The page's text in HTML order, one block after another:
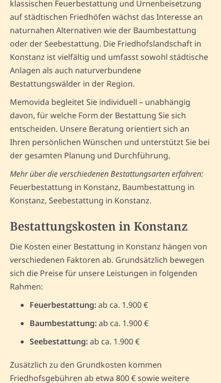
klassischen Feuerbestattung und Urnenbeisetzung
auf städtischen Friedhöfen wächst das Interesse an
naturnahen Alternativen wie der Baumbestattung
oder der Seebestattung. Die Friedhofslandschaft in
Konstanz ist vielfältig und umfasst sowohl städtische
Anlagen als auch naturverbundene
Bestattungswälder in der Region.
Memovida begleitet Sie individuell – unabhängig
davon, für welche Form der Bestattung Sie sich
entscheiden. Unsere Beratung orientiert sich an
Ihren persönlichen Wünschen und unterstützt Sie bei
der gesamten Planung und Durchführung.
Mehr über die verschiedenen Bestattungsarten erfahren:
Feuerbestattung in Konstanz, Baumbestattung in
Konstanz, Seebestattung in Konstanz.
Bestattungskosten in Konstanz
Die Kosten einer Bestattung in Konstanz hängen von
verschiedenen Faktoren ab. Grundsätzlich bewegen
sich die Preise für unsere Leistungen in folgenden
Rahmen:
Feuerbestattung:ab ca. 1.900 €
Baumbestattung:ab ca. 1.900 €
Seebestattung:ab ca. 1.900 €
Zusätzlich zu den Grundkosten kommen
Friedhofsgebühren ab etwa 800 € sowie weitere